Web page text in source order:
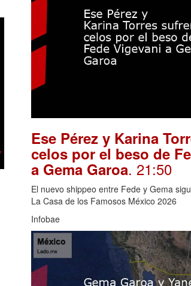
Ese Pérez y Karina
celos por el beso de
a Gema Garoa. 21:50
El nuevo shippeo entre Fede y Gema
La Casa de los Famosos México 2026
Infobae